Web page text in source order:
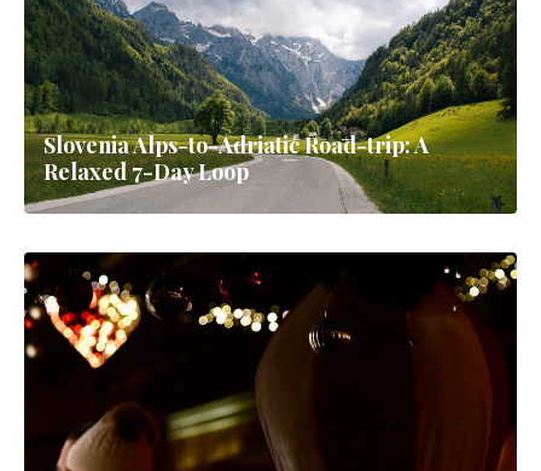
Slovenia Alps-to-Adriatic Road-trip: A
Relaxed 7-Day Loop